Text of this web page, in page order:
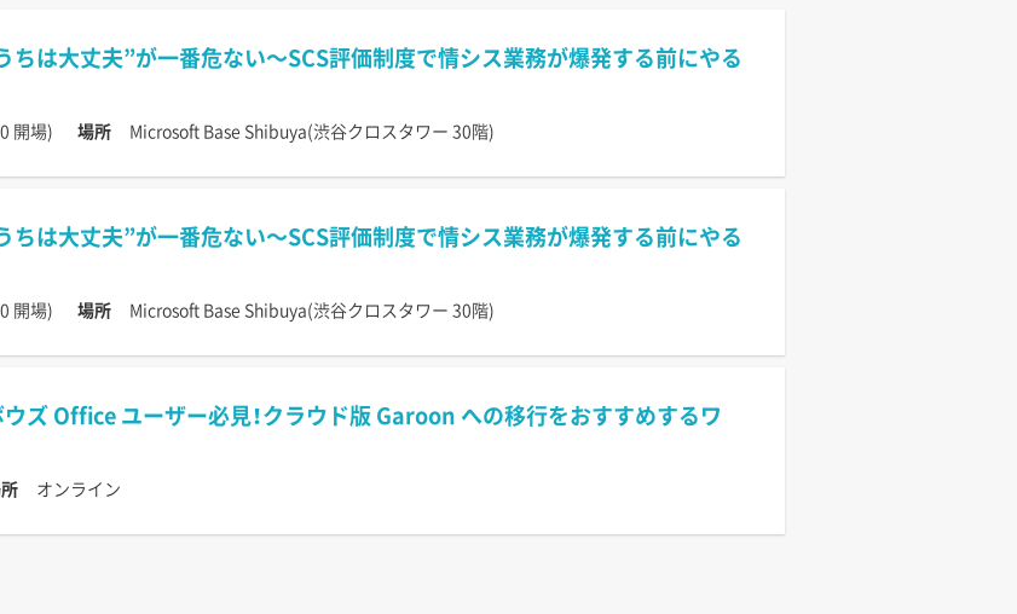
ちは大丈夫”が一番危ない〜SCS評価制度で情シス業務が爆発する前にやる
開場) 場所 Microsoft Base Shibuya(渋谷クロスタワー 30階)
ちは大丈夫”が一番危ない〜SCS評価制度で情シス業務が爆発する前にやる
開場) 場所 Microsoft Base Shibuya(渋谷クロスタワー 30階)
ズ Office ユーザー必見！クラウド版 Garoon への移行をおすすめするワ
オンライン